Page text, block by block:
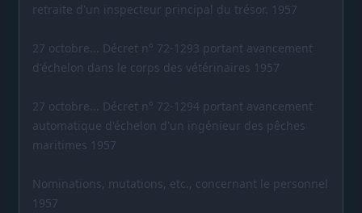
retraite d'un inspecteur principal du trésor. 1957
27 octobre... Décret n° 72-1293 portant avancement
d'échelon dans le corps des vétérinaires 1957
27 octobre... Décret n° 72-1294 portant avancement
automatique d'échelon d'un ingénieur des pêches
maritimes 1957
Nominations, mutations, etc., concernant le personnel
1957